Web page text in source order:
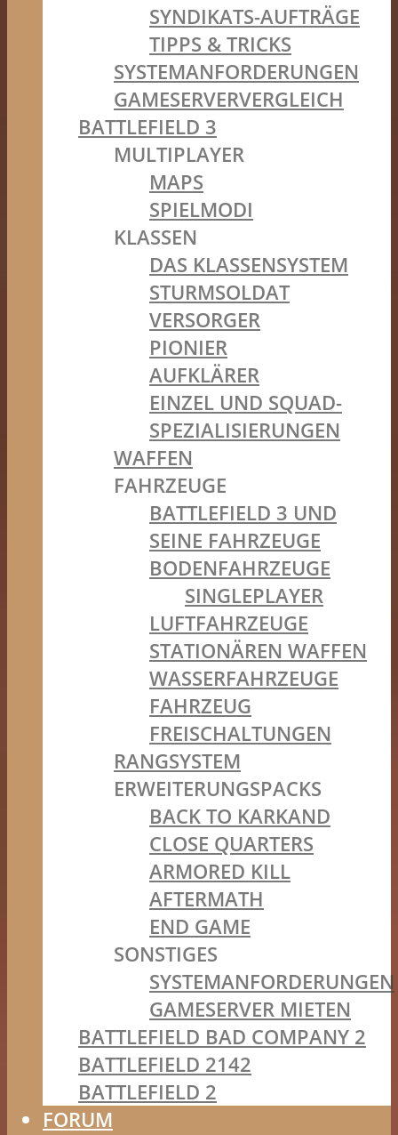
SYNDIKATS-AUFTRÄGE
TIPPS & TRICKS
SYSTEMANFORDERUNGEN
GAMESERVERVERGLEICH
BATTLEFIELD 3
MULTIPLAYER
MAPS
SPIELMODI
KLASSEN
DAS KLASSENSYSTEM
STURMSOLDAT
VERSORGER
PIONIER
AUFKLÄRER
EINZEL UND SQUAD-
SPEZIALISIERUNGEN
WAFFEN
FAHRZEUGE
BATTLEFIELD 3 UND
SEINE FAHRZEUGE
BODENFAHRZEUGE
SINGLEPLAYER
LUFTFAHRZEUGE
STATIONÄREN WAFFEN
WASSERFAHRZEUGE
FAHRZEUG
FREISCHALTUNGEN
RANGSYSTEM
ERWEITERUNGSPACKS
BACK TO KARKAND
CLOSE QUARTERS
ARMORED KILL
AFTERMATH
END GAME
SONSTIGES
SYSTEMANFORDERUNGEN
GAMESERVER MIETEN
BATTLEFIELD BAD COMPANY 2
BATTLEFIELD 2142
BATTLEFIELD 2
FORUM